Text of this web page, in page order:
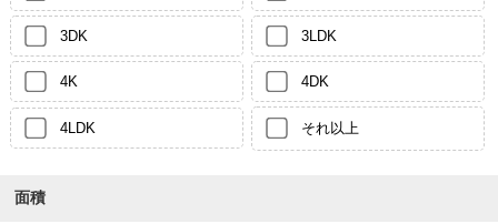
3DK 3LDK
4K 4DK
4LDK それ以上
面積